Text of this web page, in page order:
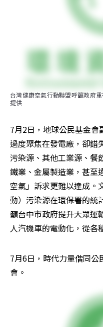
台灣健康空氣行動聯盟呼籲政府
提供
7月2日，地球公民基金會
過度聚焦在發電廠，卻錯
污染源、其他工業源、餐
鐵業、金屬製造業，甚至
空氣」訴求更難以達成。
動）污染源在環保署的統
籲台中市政府提升大眾運
人汽機車的電動化，從各
7月6日，時代力量偕同
會。